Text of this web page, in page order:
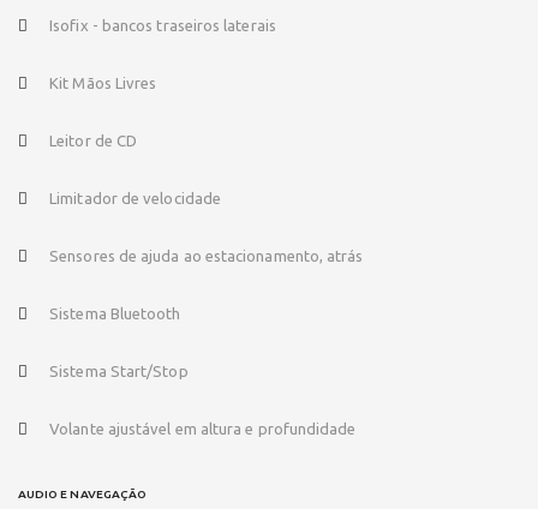
Isofix - bancos traseiros laterais
Kit Mãos Livres
Leitor de CD
Limitador de velocidade
Sensores de ajuda ao estacionamento, atrás
Sistema Bluetooth
Sistema Start/Stop
Volante ajustável em altura e profundidade
AUDIO E NAVEGAÇÃO